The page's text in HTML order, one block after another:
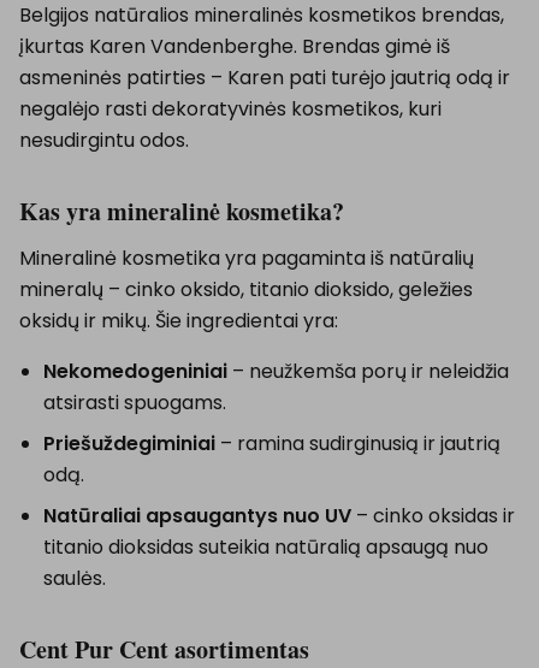
Belgijos natūralios mineralinės kosmetikos brendas,
įkurtas Karen Vandenberghe. Brendas gimė iš
asmeninės patirties – Karen pati turėjo jautrią odą ir
negalėjo rasti dekoratyvinės kosmetikos, kuri
nesudirgintu odos.
Kas yra mineralinė kosmetika?
Mineralinė kosmetika yra pagaminta iš natūralių
mineralų – cinko oksido, titanio dioksido, geležies
oksidų ir mikų. Šie ingredientai yra:
Nekomedogeniniai – neužkemša porų ir neleidžia
atsirasti spuogams.
Priešuždegiminiai – ramina sudirginusią ir jautrią
odą.
Natūraliai apsaugantys nuo UV – cinko oksidas ir
titanio dioksidas suteikia natūralią apsaugą nuo
saulės.
Cent Pur Cent asortimentas